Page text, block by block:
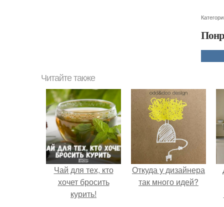
Читайте также
Чай для тех, кто
хочет бросить
курить!
Откуда у дизайнера
так много идей?